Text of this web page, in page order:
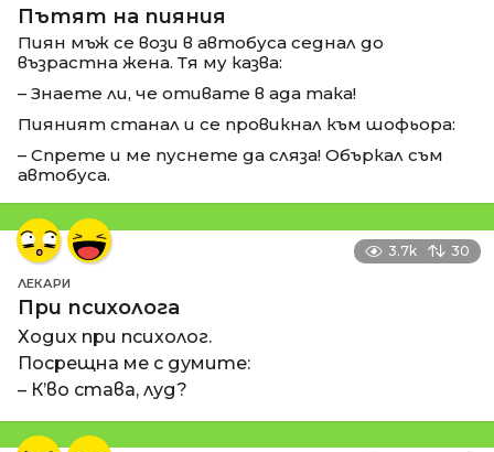
Пътят на пияния
Пиян мъж се вози в автобуса седнал до
възрастна жена. Тя му казва:
– Знаете ли, че отивате в ада така!
Пияният станал и се провикнал към шофьора:
– Спрете и ме пуснете да сляза! Объркал съм
автобуса.
3.7k 30
ЛЕКАРИ
При психолога
Ходих при психолог.
Посрещна ме с думите:
– К’во става, луд?